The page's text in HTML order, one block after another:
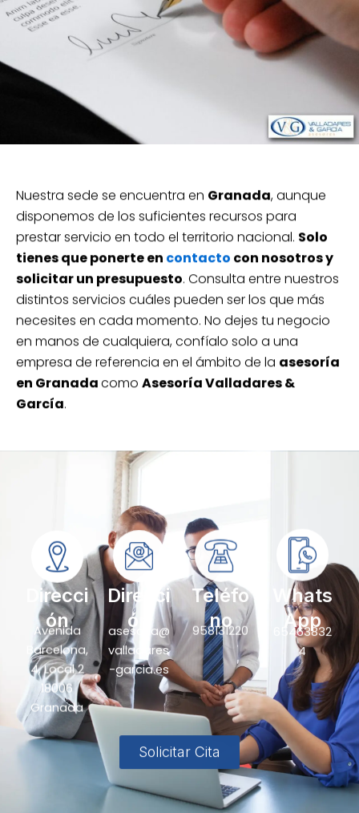
Nuestra sede se encuentra en Granada, aunque
disponemos de los suficientes recursos para
prestar servicio en todo el territorio nacional. Solo
tienes que ponerte en contacto con nosotros y
solicitar un presupuesto. Consulta entre nuestros
distintos servicios cuáles pueden ser los que más
necesites en cada momento. No dejes tu negocio
en manos de cualquiera, confíalo solo a una
empresa de referencia en el ámbito de la asesoría
en Granadacomo Asesoría Valladares &
García.
Direcci
ón
Avenida
Barcelona,
4, Local 2
18006
Granada
Direcci
ón
asesoria@
valladares
-garcia.es
Teléfo
no
958131220
Whats
App
65463832
4
Solicitar Cita